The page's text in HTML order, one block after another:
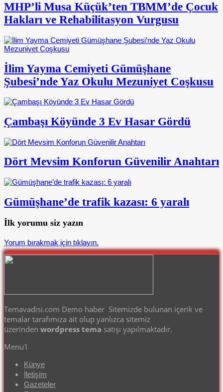
MHP’li Musa Küçük’ten TBMM’de Çocuk
Hakları ve Rehabilitasyon Vurgusu
İlim Yayma Cemiyeti Gümüşhane
Şubesi’nde Yaz Okulu Mezuniyet Coşkusu
Çambaşı Köyünde 3 Ev Hasar Gördü
Dört Mevsim Konforun Güvenilir Anahtarı
Gümüşhane’de trafik kazası: 6 yaralı
İlk yorumu siz yazın
Yorum bırakmak için tıklayın.
Temavadisi.com Demo haber Sitemizde bulunan içerik ve
temalar tarafımıza ait olup yanlızca sitemiz
üzerinden wordpress tema satışı yapılmaktadır.
Menu1
Künye
İletişim
Gazeteler